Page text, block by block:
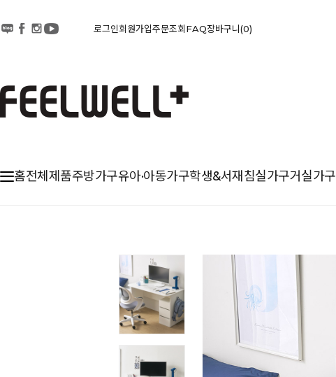
로그인회원가입주문조회FAQ장바구니 0
홈전체제품주방가구유아·아동가구학생&서재 침실가구거실가구